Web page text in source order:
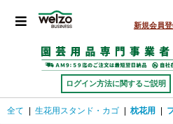
新規会員
ログイン方法に関するご説明
全て | 生花用スタンド・カゴ | 枕花用 |